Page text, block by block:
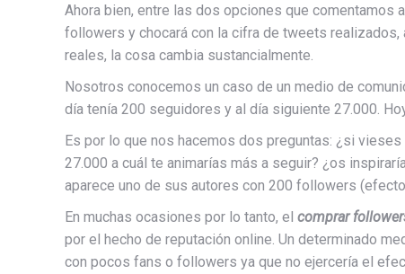
Ahora bien, entre las dos opciones que comentamos
followers y chocará con la cifra de tweets
reales, la cosa cambia sustancialmente.
Nosotros conocemos un caso de un medio de
día tenía 200 seguidores y al día siguiente 27.000.
Es por lo que nos hacemos dos preguntas: ¿si
27.000 a cuál te animarías más a seguir? ¿os
aparece uno de sus autores con 200 followers
En muchas ocasiones por lo tanto, el comprar
por el hecho de reputación online. Un determinado
con pocos fans o followers ya que no ejercería el